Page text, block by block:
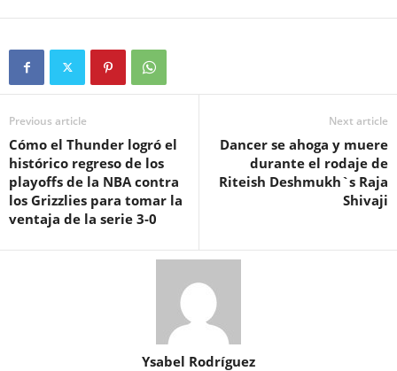
Previous article
Cómo el Thunder logró el
histórico regreso de los
playoffs de la NBA contra
los Grizzlies para tomar la
ventaja de la serie 3-0
Next article
Dancer se ahoga y muere
durante el rodaje de
Riteish Deshmukh`s Raja
Shivaji
Ysabel Rodríguez